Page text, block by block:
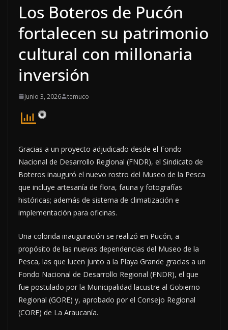
Los Boteros de Pucón
fortalecen su patrimonio
cultural con millonaria
inversión
Junio 3, 2026 temuco
Gracias a un proyecto adjudicado desde el Fondo
Nacional de Desarrollo Regional (FNDR), el Sindicato de
Boteros inauguró el nuevo rostro del Museo de la Pesca
que incluye artesanía de flora, fauna y fotografías
históricas; además de sistema de climatización e
implementación para oficinas.
Una colorida inauguración se realizó en Pucón, a
propósito de las nuevas dependencias del Museo de la
Pesca, las que lucen junto a la Playa Grande gracias a un
Fondo Nacional de Desarrollo Regional (FNDR), el que
fue postulado por la Municipalidad lacustre al Gobierno
Regional (GORE) y, aprobado por el Consejo Regional
(CORE) de La Araucanía.